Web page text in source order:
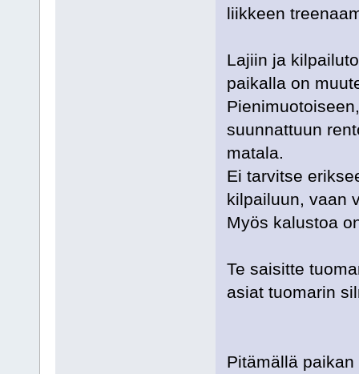
liikkeen
Lajiin ja
paikalla on
suunnattuun
matala.
Ei tarvitse
kilpailuun, vaan
Myös kalustoa
Te saisitte
asiat tuomarin
Pitämällä